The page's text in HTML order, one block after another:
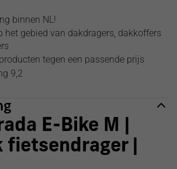
binnen NL!
het gebied van dakdragers, dakkoffers
tegen een passende prijs
9,2
E-Bike M |
|